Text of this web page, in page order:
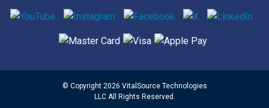
ソーシャルメディア
サポートされている支払い方法
© Copyright 2026 VitalSource Technologies
LLC All Rights Reserved.